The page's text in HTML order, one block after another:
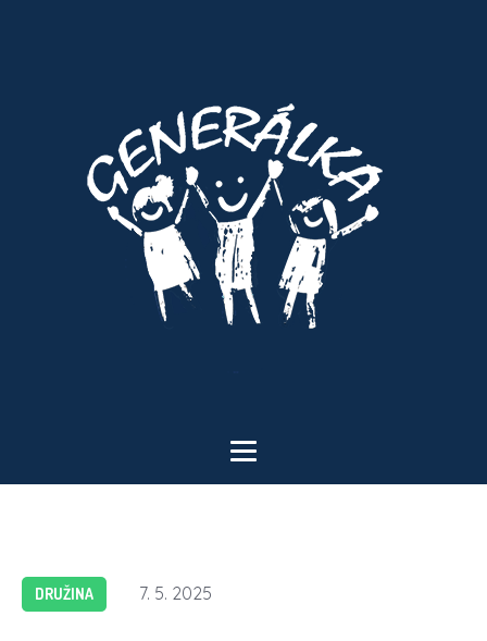
DRUŽINA 7. 5. 2025